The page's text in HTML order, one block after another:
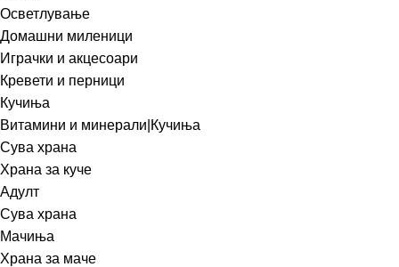
Осветлување
Домашни миленици
Играчки и акцесоари
Кревети и перници
Кучиња
Витамини и минерали|Кучиња
Сува храна
Храна за куче
Адулт
Сува храна
Мачиња
Храна за маче